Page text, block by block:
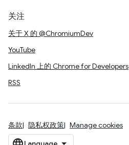
关注
关于 X 的 @ChromiumDev
YouTube
LinkedIn 上的 Chrome for Developers
RSS
条款 隐私权政策 Manage cookies